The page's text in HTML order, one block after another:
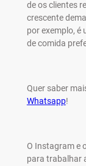
de os clientes
crescente
por exemplo, é
de comida
Quer saber
Whatsapp!
O Instagram e
para trabalhar